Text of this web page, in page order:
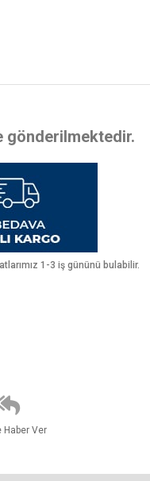
gönderilmektedir.
1-3 iş gününü bulabilir.
Haber Ver